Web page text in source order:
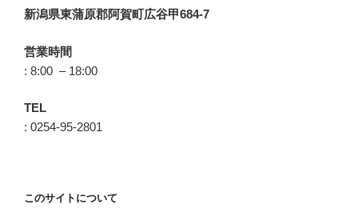
新潟県東蒲原郡阿賀町広谷甲684-7
営業時間
: 8:00 – 18:00
TEL
: 0254-95-2801
このサイトについて